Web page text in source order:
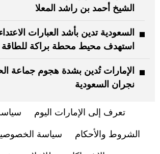
الشيخ أحمد بن راشد المعلا
السعودية تدين بأشد العبارات
استهدف محيط محطة براكة للطاقة
الإمارات تُدين بشدة هجوم جماعة
نجران السعودية
تعرف إلى الإمارات اليوم
الشروط والأحكام سياسة